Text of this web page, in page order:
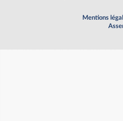
Mentions